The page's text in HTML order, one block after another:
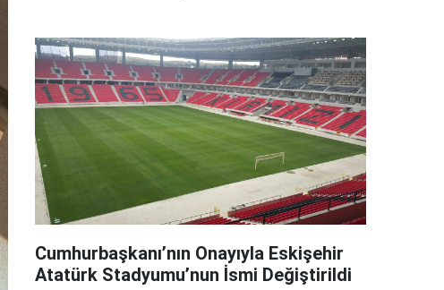
Cumhurbaşkanı’nın Onayıyla Eskişehir
Atatürk Stadyumu’nun İsmi Değiştirildi